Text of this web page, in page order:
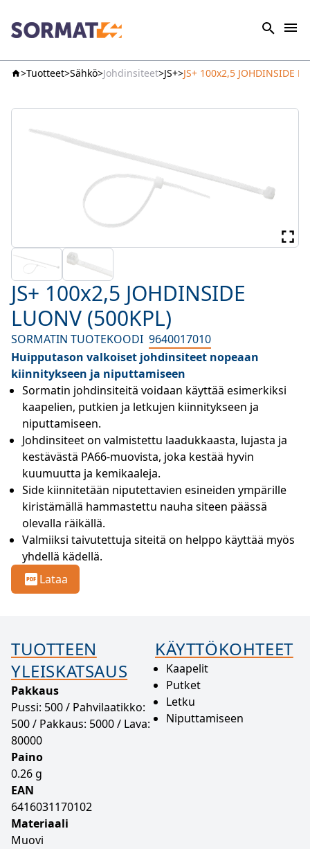
Tuotteet Sähkö Johdinsiteet JS+ JS+ 100x2,5 JOHDINSIDE
JS+ 100x2,5 JOHDINSIDE
LUONV (500KPL)
SORMATIN TUOTEKOODI 9640017010
Huipputason valkoiset johdinsiteet nopeaan
kiinnitykseen ja niputtamiseen
Sormatin johdinsiteitä voidaan käyttää esimerkiksi
kaapelien, putkien ja letkujen kiinnitykseen ja
niputtamiseen.
Johdinsiteet on valmistettu laadukkaasta, lujasta ja
kestävästä PA66-muovista, joka kestää hyvin
kuumuutta ja kemikaaleja.
Side kiinnitetään niputettavien esineiden ympärille
kiristämällä hammastettu nauha siteen päässä
olevalla räikällä.
Valmiiksi taivutettuja siteitä on helppo käyttää myös
yhdellä kädellä.
Lataa
TUOTTEEN
YLEISKATSAUS
Pakkaus
Pussi: 500 / Pahvilaatikko:
500 / Pakkaus: 5000 / Lava:
80000
Paino
0.26 g
EAN
6416031170102
Materiaali
Muovi
KÄYTTÖKOHTEET
Kaapelit
Putket
Letku
Niputtamiseen